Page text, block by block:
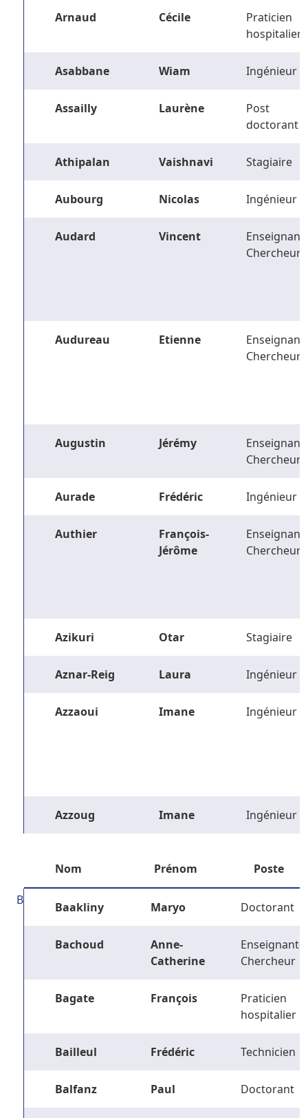
Arnaud Cécile
Praticien
hospitalier
Asabbane Wiam Ingénieur
Assailly Laurène
Post
doctorant
Athipalan Vaishnavi Stagiaire
Aubourg Nicolas Ingénieur
Audard Vincent
Enseignant-
Chercheur
Audureau Etienne
Enseignant-
Chercheur
Augustin Jérémy
Enseignant-
Chercheur
Aurade Frédéric Ingénieur
Authier
François-
Jérôme
Enseignant-
Chercheur
Azikuri Otar Stagiaire
Aznar-Reig Laura Ingénieur
Azzaoui Imane Ingénieur
Azzoug Imane Ingénieur
Nom Prénom Poste
B Baakliny Maryo Doctorant
Bachoud
Anne-
Catherine
Enseignant-
Chercheur
Bagate François
Praticien
hospitalier
Bailleul Frédéric Technicien
Balfanz Paul Doctorant